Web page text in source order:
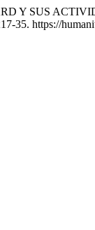
Y SUS
35. https://